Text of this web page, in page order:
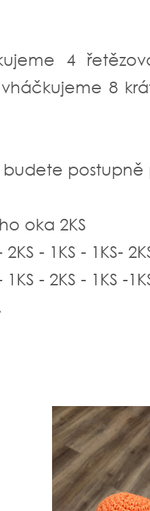
4
8
oka 2KS
- 1KS - 1KS-
- 2KS - 1KS -